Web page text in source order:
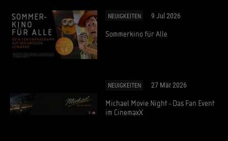
NEUIGKEITEN 9 Jul 2026
Sommerkino für Alle
NEUIGKEITEN 27 Mär 2026
Michael Movie Night - Das Fan Event
im CinemaxX